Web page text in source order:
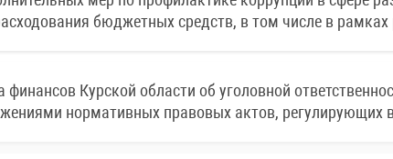
бюджетных средств, в том числе в
Курской области об уголовной
нормативных правовых актов, регулирующих